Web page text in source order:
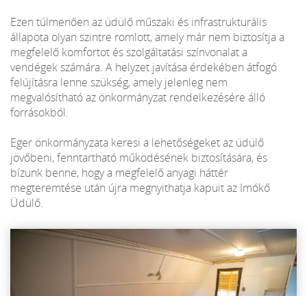
Ezen túlmenően az üdülő műszaki és infrastrukturális
állapota olyan szintre romlott, amely már nem biztosítja a
megfelelő komfortot és szolgáltatási színvonalat a
vendégek számára. A helyzet javítása érdekében átfogó
felújításra lenne szükség, amely jelenleg nem
megvalósítható az önkormányzat rendelkezésére álló
forrásokból.
Eger önkormányzata keresi a lehetőségeket az üdülő
jövőbeni, fenntartható működésének biztosítására, és
bízunk benne, hogy a megfelelő anyagi háttér
megteremtése után újra megnyithatja kapuit az Imókő
Üdülő.